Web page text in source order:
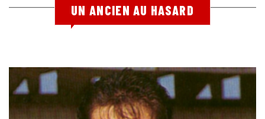
UN ANCIEN AU HASARD